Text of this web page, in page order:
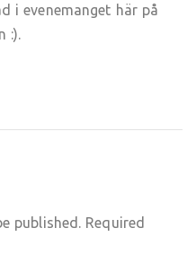
i evenemanget här på
:).
published. Required